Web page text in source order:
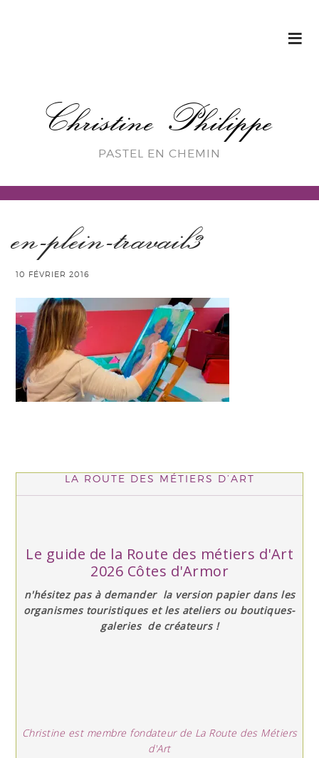
Christine Philippe
PASTEL EN CHEMIN
en-plein-travail3
10 FÉVRIER 2016
LA ROUTE DES MÉTIERS D’ART
Le guide de la Route des métiers d'Art
2026 Côtes d'Armor
n'hésitez pas à demander la version papier dans les
organismes touristiques et les ateliers ou boutiques-
galeries de créateurs !
Christine est membre fondateur de La Route des Métiers
d'Art